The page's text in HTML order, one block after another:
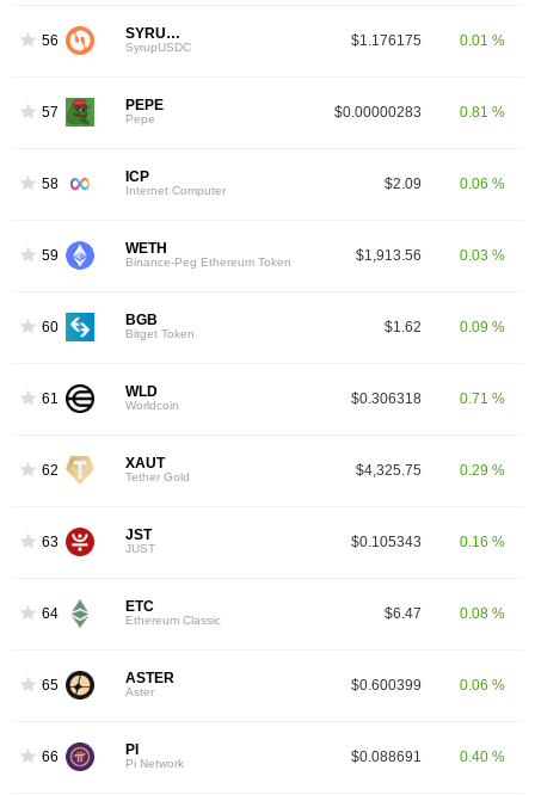
56 SYRUPUSDC
SyrupUSDC $1.176175 0.01 %
57 PEPE
Pepe $0.00000283 0.81 %
58 ICP
Internet Computer $2.09 0.06 %
59 WETH
Binance-Peg Ethereum Token $1,913.56 0.03 %
60 BGB
Bitget Token $1.62 0.09 %
61 WLD
Worldcoin $0.306318 0.71 %
62 XAUT
Tether Gold $4,325.75 0.29 %
63 JST
JUST $0.105343 0.16 %
64 ETC
Ethereum Classic $6.47 0.08 %
65 ASTER
Aster $0.600399 0.06 %
66 PI
Pi Network $0.088691 0.40 %